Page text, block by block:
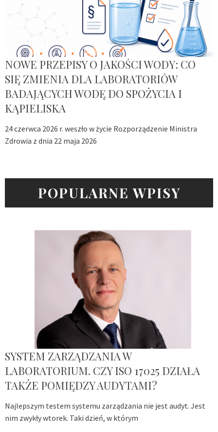
NOWE PRZEPISY O JAKOŚCI WODY: CO
SIĘ ZMIENIA DLA LABORATORIÓW
BADAJĄCYCH WODĘ DO SPOŻYCIA I
KĄPIELISKA
24 czerwca 2026 r. weszło w życie Rozporządzenie Ministra
Zdrowia z dnia 22 maja 2026
POPULARNE WPISY
SYSTEM ZARZĄDZANIA W
LABORATORIUM. CZY ISO 17025 DZIAŁA
TAKŻE POMIĘDZY AUDYTAMI?
Najlepszym testem systemu zarządzania nie jest audyt. Jest
nim zwykły wtorek. Taki dzień, w którym